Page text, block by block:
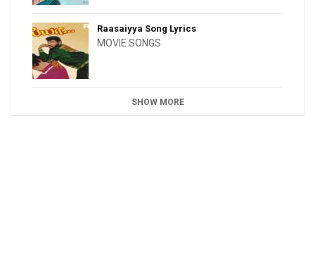
Raasaiyya Song Lyrics
MOVIE SONGS
SHOW MORE